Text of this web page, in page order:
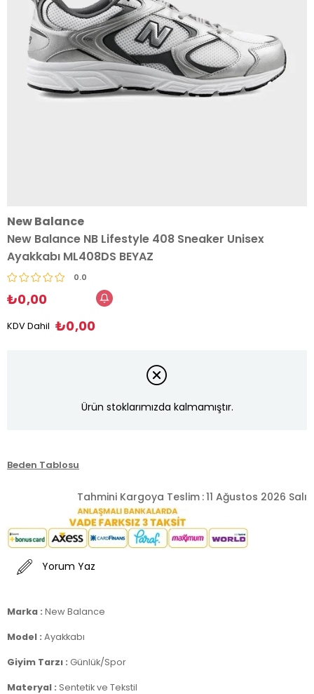
New Balance
New Balance NB Lifestyle 408 Sneaker Unisex
Ayakkabı ML408DS BEYAZ
0.0
₺0,00
KDV Dahil ₺0,00
Ürün stoklarımızda kalmamıştır.
Beden Tablosu
Tahmini Kargoya Teslim :11 Ağustos 2026 Salı
Yorum Yaz
Marka : New Balance
Model : Ayakkabı
Giyim Tarzı : Günlük/Spor
Materyal : Sentetik ve Tekstil